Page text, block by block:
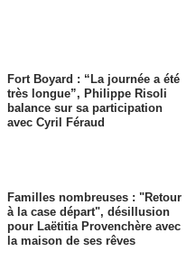
Fort Boyard : “La journée a été
très longue”, Philippe Risoli
balance sur sa participation
avec Cyril Féraud
Familles nombreuses : "Retour
à la case départ", désillusion
pour Laëtitia Provenchère avec
la maison de ses rêves